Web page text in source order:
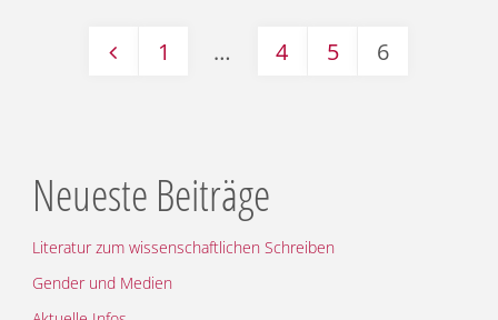
Prüfung
der
Beiträge
1 … 4 5 6
Neueste Beiträge
Literatur zum wissenschaftlichen Schreiben
Gender und Medien